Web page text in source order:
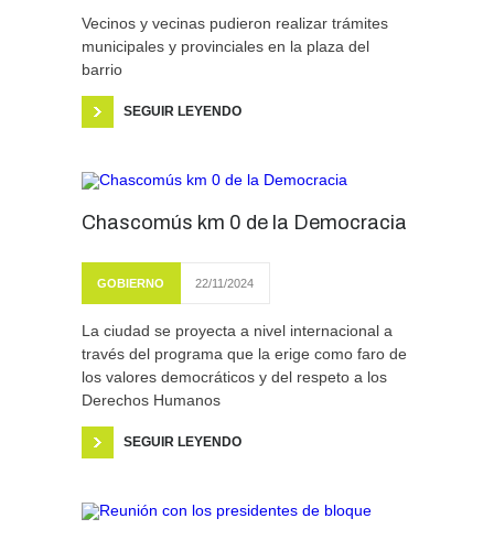
Vecinos y vecinas pudieron realizar trámites
municipales y provinciales en la plaza del
barrio
SEGUIR LEYENDO
Chascomús km 0 de la Democracia
GOBIERNO 22/11/2024
La ciudad se proyecta a nivel internacional a
través del programa que la erige como faro de
los valores democráticos y del respeto a los
Derechos Humanos
SEGUIR LEYENDO